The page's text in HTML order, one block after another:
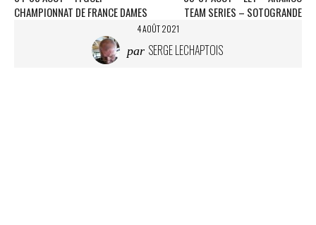
CHAMPIONNAT DE FRANCE DAMES
TEAM SERIES – SOTOGRANDE
4 AOÛT 2021
par SERGE LECHAPTOIS